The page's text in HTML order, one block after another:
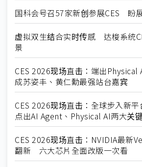
国科会号召57家新创参展CES 盼
虚拟双生结合实时传感 达梭系统
景
CES 2026现场直击：端出
成苏姿丰、黄仁勳最强站台嘉宾
CES 2026现场直击：全球步入新
点出AI Agent、Physical AI两大关
CES 2026现场直击：NVIDIA最新
翻新 六大芯片全面改版一次看